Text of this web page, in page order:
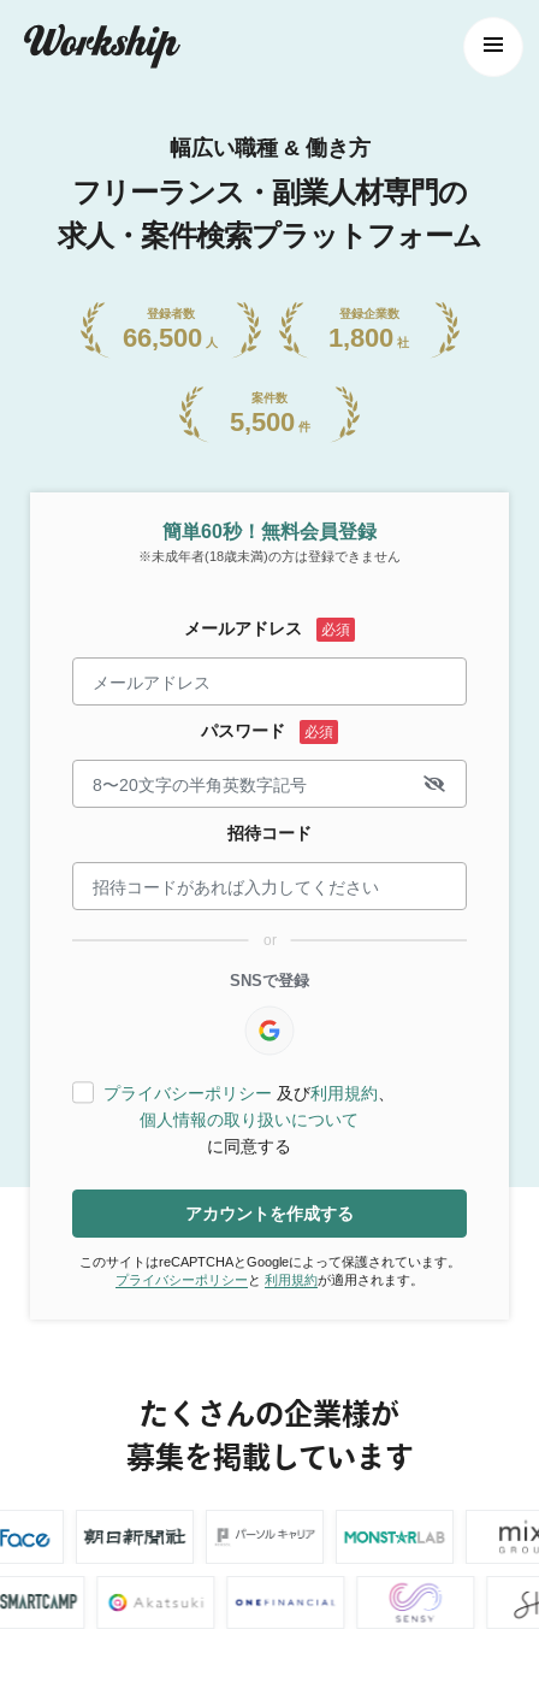
幅広い職種 & 働き方
フリーランス・副業人材専門の
求人・案件検索プラットフォーム
登録者数
66,500 人
登録企業数
1,800 社
案件数
5,500 件
簡単60秒！無料会員登録
※未成年者(18歳未満)の方は登録できません
メールアドレス
パスワード
招待コード
or
SNSで登録
プライバシーポリシー 及び利用規約
個人情報の取り扱いについて
に同意する
アカウントを作成する
このサイトはreCAPTCHAとGoogleによって保護されています。
プライバシーポリシー と 利用規約が適用されます。
たくさんの企業様が
募集を掲載しています